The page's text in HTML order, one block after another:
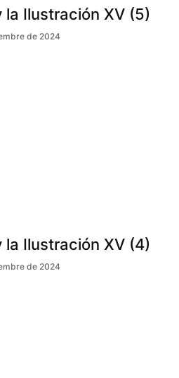
la Ilustración XV (5)
de 2024
la Ilustración XV (4)
de 2024